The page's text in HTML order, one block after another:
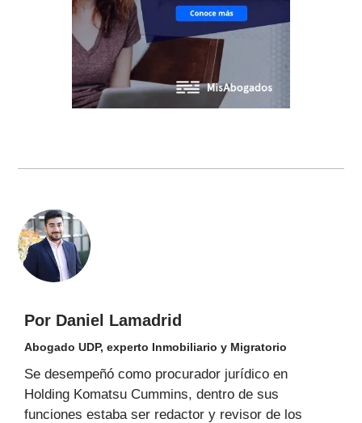
Por Daniel Lamadrid
Abogado UDP, experto Inmobiliario y Migratorio
Se desempeñó como procurador jurídico en
Holding Komatsu Cummins, dentro de sus
funciones estaba ser redactor y revisor de los